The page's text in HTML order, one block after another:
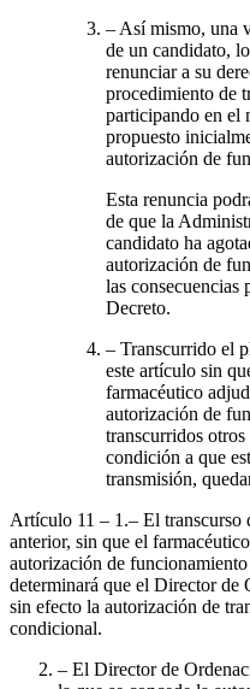
– Así mismo, una
de un candidato,
renunciar a su
procedimiento de
participando en el
propuesto
autorización de
Esta renuncia
de que la
candidato ha
autorización de
las consecuencias
Decreto.
– Transcurrido el
este artículo sin
farmacéutico
autorización de
transcurridos otros
condición a que
transmisión,
Artículo 11 – 1.– El transcurso
anterior, sin que el
autorización de
determinará que el Director de
sin efecto la autorización de
condicional.
– El Director de